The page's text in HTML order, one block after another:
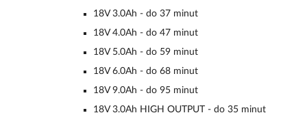
18V 3.0Ah - do 37 minut
18V 4.0Ah - do 47 minut
18V 5.0Ah - do 59 minut
18V 6.0Ah - do 68 minut
18V 9.0Ah - do 95 minut
18V 3.0Ah HIGH OUTPUT - do 35 minut